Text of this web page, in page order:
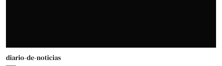
diario-de-noticias